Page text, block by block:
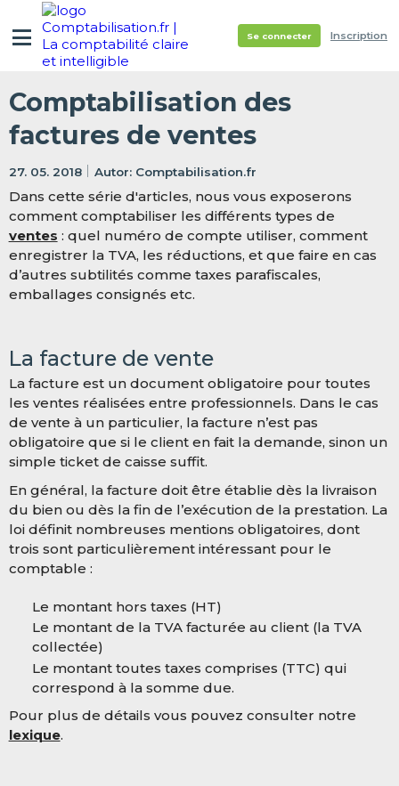
Se connecter Inscription
Comptabilisation des
factures de ventes
27. 05. 2018 Comptabilisation.fr
Dans cette série d'articles, nous vous exposerons
comment comptabiliser les différents types de
ventes : quel numéro de compte utiliser, comment
enregistrer la TVA, les réductions, et que faire en cas
d’autres subtilités comme taxes parafiscales,
emballages consignés etc.
La facture de vente
La facture est un document obligatoire pour toutes
les ventes réalisées entre professionnels. Dans le cas
de vente à un particulier, la facture n’est pas
obligatoire que si le client en fait la demande, sinon un
simple ticket de caisse suffit.
En général, la facture doit être établie dès la livraison
du bien ou dès la fin de l’exécution de la prestation. La
loi définit nombreuses mentions obligatoires, dont
trois sont particulièrement intéressant pour le
comptable :
Le montant hors taxes (HT)
Le montant de la TVA facturée au client (la TVA
collectée)
Le montant toutes taxes comprises (TTC) qui
correspond à la somme due.
Pour plus de détails vous pouvez consulter notre
lexique.